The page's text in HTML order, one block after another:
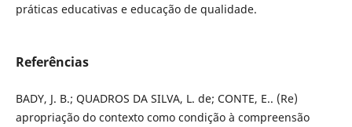
práticas educativas e educação de qualidade.
Referências
BADY, J. B.; QUADROS DA SILVA, L. de; CONTE, E.. (Re)
apropriação do contexto como condição à compreensão